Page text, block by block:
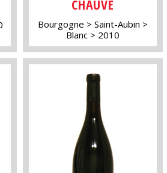
CHAUVE
Bourgogne
Saint-Aubin
Blanc
2010